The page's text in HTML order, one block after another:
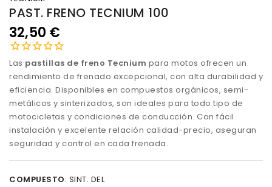
PAST. FRENO TECNIUM 100
32,50 €
Las pastillas de freno Tecnium para motos ofrecen un
rendimiento de frenado excepcional, con alta durabilidad y
eficiencia. Disponibles en compuestos orgánicos, semi-
metálicos y sinterizados, son ideales para todo tipo de
motocicletas y condiciones de conducción. Con fácil
instalación y excelente relación calidad-precio, aseguran
seguridad y control en cada frenada.
COMPUESTO: SINT. DEL